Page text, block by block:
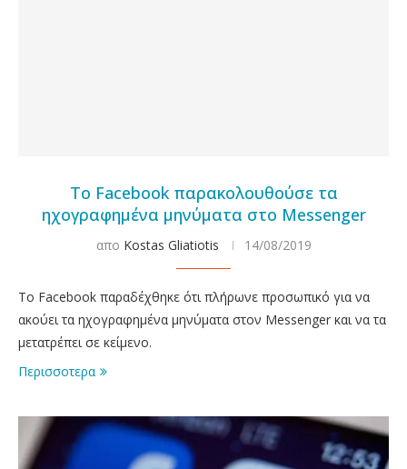
Το Facebook παρακολουθούσε τα
ηχογραφημένα μηνύματα στο Messenger
απο Kostas Gliatiotis 14/08/2019
Το Facebook παραδέχθηκε ότι πλήρωνε προσωπικό για να
ακούει τα ηχογραφημένα μηνύματα στον Messenger και να τα
μετατρέπει σε κείμενο.
Περισσοτερα